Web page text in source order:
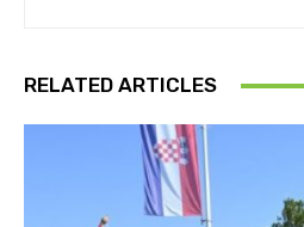
RELATED ARTICLES